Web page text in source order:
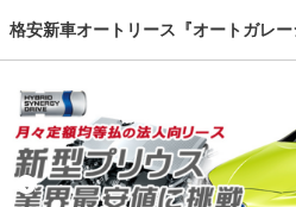
格安新車オートリース『オートガレー